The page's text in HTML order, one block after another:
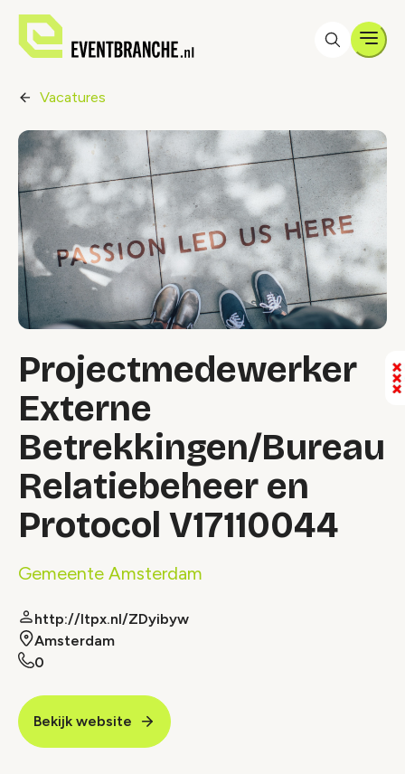
Vacatures
Projectmedewerker
Externe
Betrekkingen/Bureau
Relatiebeheer en
Protocol V17110044
Gemeente Amsterdam
http://ltpx.nl/ZDyibyw
Amsterdam
0
Bekijk website